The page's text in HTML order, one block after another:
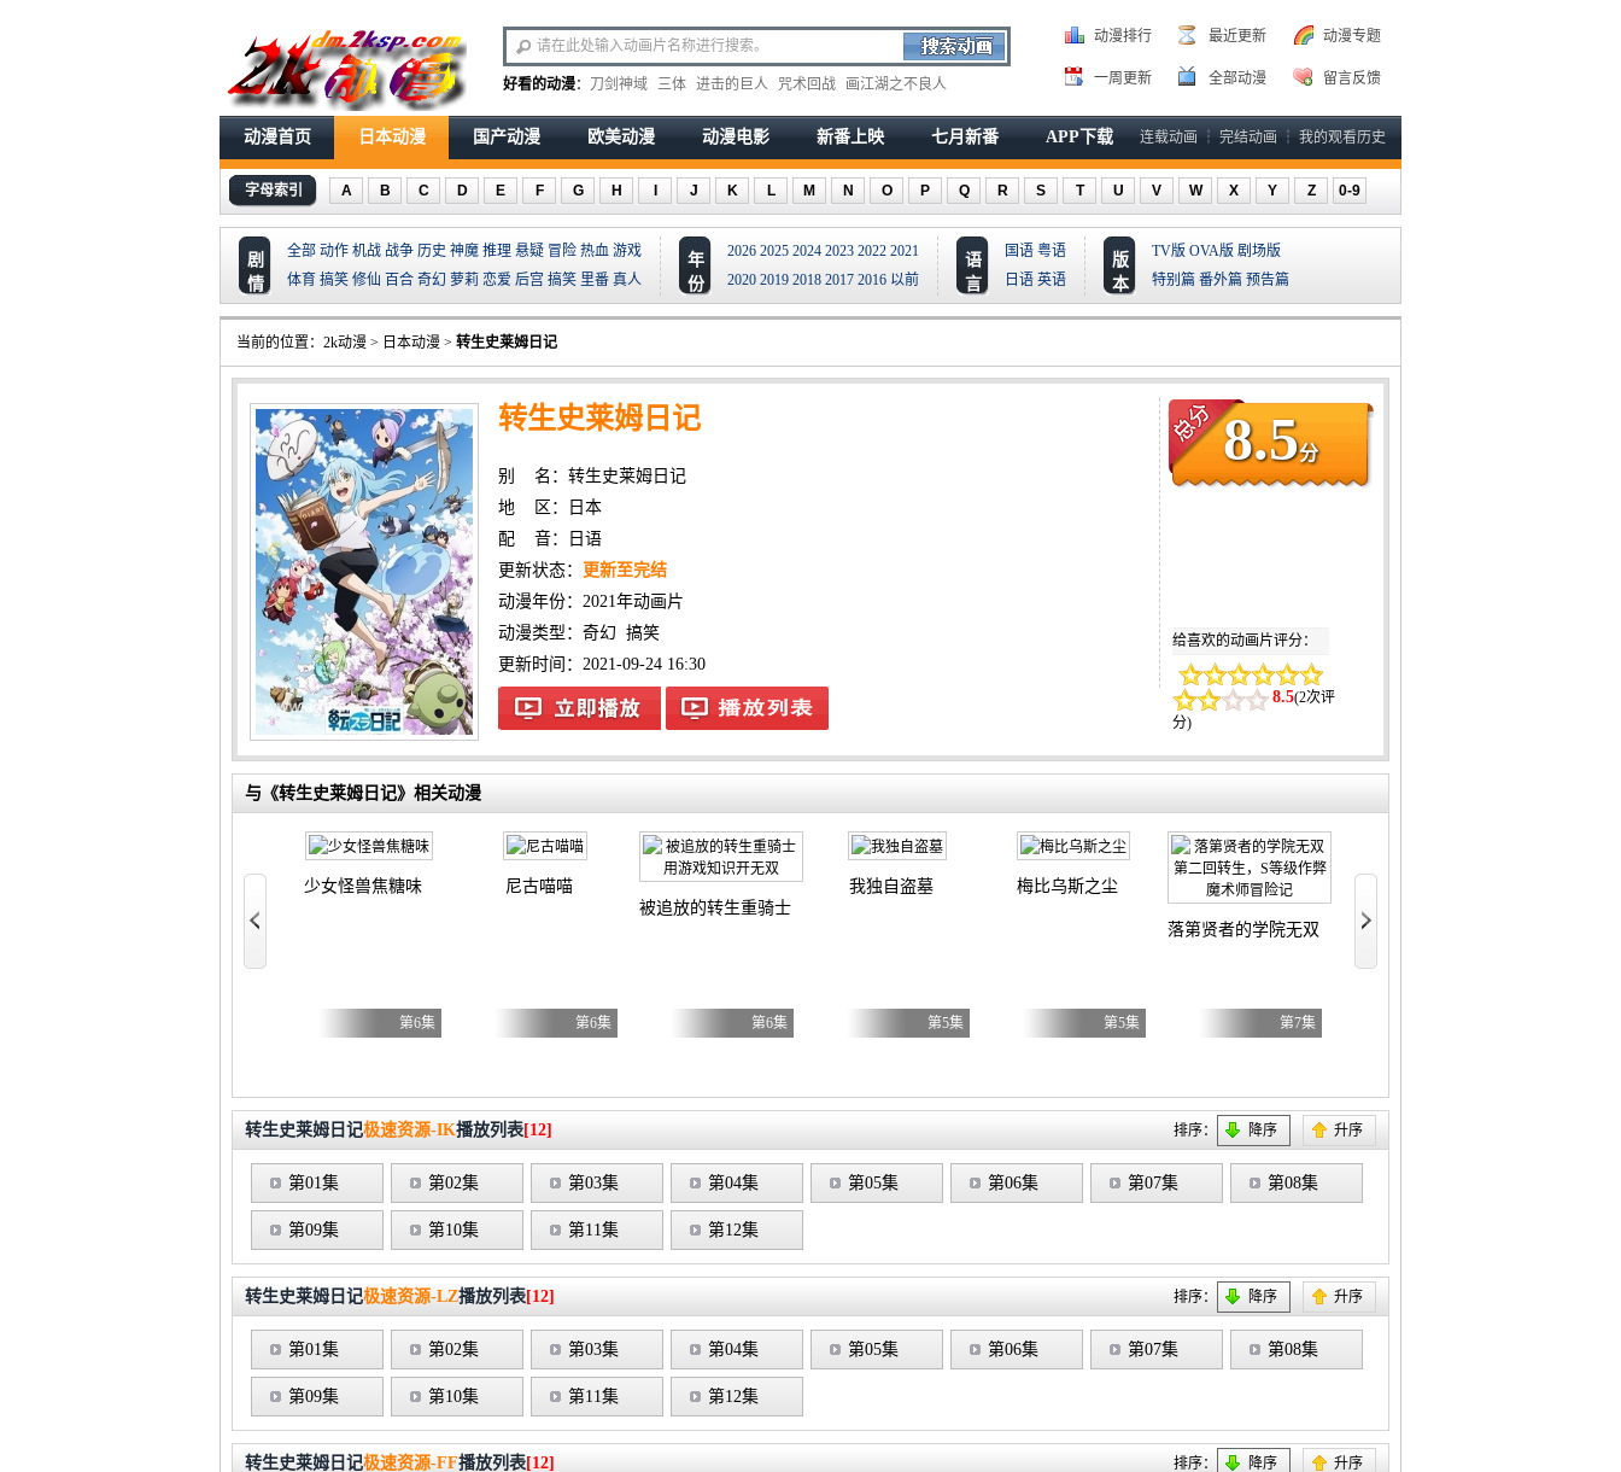
好看的动漫： 刀剑神域 三体 进击的巨人 咒术回战 画江湖之不良人
动漫排行 最近更新 动漫专题
一周更新 全部动漫 留言反馈
动漫首页 日本动漫 国产动漫 欧美动漫 动漫电影 新番上映 七月新番 APP下载 连载动画 ┆ 完结动画 ┆ 我的观看历史
字母索引 A B C D E F G H J K L M N O P Q R S T U V W X Y Z 0-9
剧
情
全部 动作 机战 战争 历史 神魔 推理 悬疑 冒险 热血 游戏
体育 搞笑 修仙 百合 奇幻 萝莉 恋爱 后宫 搞笑 里番 真人
年
份
2026 2025 2024 2023 2022 2021
2020 2019 2018 2017 2016 以前
语
言
国语 粤语
日语 英语
版
本
TV版 OVA版 剧场版
特别篇 番外篇 预告篇
当前的位置： 2k动漫 > 日本动漫 > 转生史莱姆日记
8.5分
给喜欢的动画片评分：
8.5(2次评
分)
转生史莱姆日记
别 名：转生史莱姆日记
地 区：日本
配 音：日语
更新状态：
更新至完结
动漫年份： 2021年动画片
动漫类型： 奇幻 搞笑
更新时间：2021-09-24 16:30
与《转生史莱姆日记》相关动漫
女主角？圣女？不，我是杂役女仆（自豪）！
少女怪兽焦糖味
第6集
尼古喵喵
第6集
被追放的转生重骑士用游戏知识开无双
第6集
我独自盗墓
第5集
梅比乌斯之尘
第5集
落第贤者的学院无双第二回转生，S等级作弊魔术师冒险记
第7集
转生史莱姆日记极速资源-IK播放列表[12] 排序： 降序 升序
第01集 第02集 第03集 第04集 第05集 第06集 第07集 第08集
第09集 第10集 第11集 第12集
转生史莱姆日记极速资源-LZ播放列表[12] 排序： 降序 升序
第01集 第02集 第03集 第04集 第05集 第06集 第07集 第08集
第09集 第10集 第11集 第12集
转生史莱姆日记极速资源-FF播放列表[12] 排序： 降序 升序